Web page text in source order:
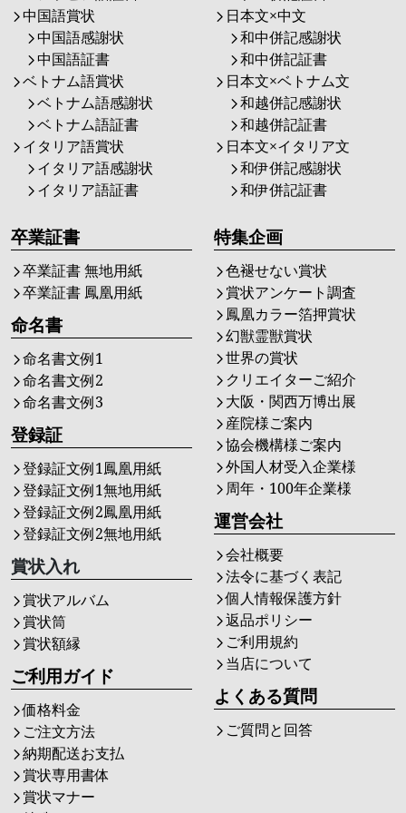
中国語賞状
中国語感謝状
中国語証書
ベトナム語賞状
ベトナム語感謝状
ベトナム語証書
イタリア語賞状
イタリア語感謝状
イタリア語証書
日本文×中文
和中併記感謝状
和中併記証書
日本文×ベトナム文
和越併記感謝状
和越併記証書
日本文×イタリア文
和伊併記感謝状
和伊併記証書
卒業証書
卒業証書 無地用紙
卒業証書 鳳凰用紙
命名書
命名書文例1
命名書文例2
命名書文例3
登録証
登録証文例1鳳凰用紙
登録証文例1無地用紙
登録証文例2鳳凰用紙
登録証文例2無地用紙
賞状入れ
賞状アルバム
賞状筒
賞状額縁
ご利用ガイド
価格料金
ご注文方法
納期配送お支払
賞状専用書体
賞状マナー
特集企画
色褪せない賞状
賞状アンケート調査
鳳凰カラー箔押賞状
幻獣霊獣賞状
世界の賞状
クリエイターご紹介
大阪・関西万博出展
産院様ご案内
協会機構様ご案内
外国人材受入企業様
周年・100年企業様
運営会社
会社概要
法令に基づく表記
個人情報保護方針
返品ポリシー
ご利用規約
当店について
よくある質問
ご質問と回答